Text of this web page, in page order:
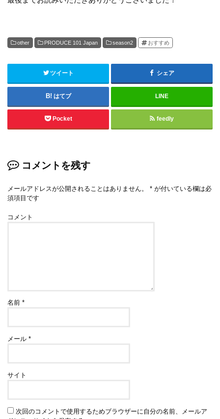
other PRODUCE 101 Japan season2 おすすめ
ツイート シェア
はてブ LINE
Pocket feedly
コメントを残す
メールアドレスが公開されることはありません。 * が付いている欄は必
須項目です
コメント
名前*
メール*
サイト
次回のコメントで使用するためブラウザーに自分の名前、メールア